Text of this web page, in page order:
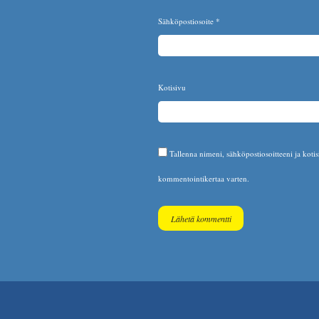
Sähköpostiosoite *
Kotisivu
Tallenna nimeni, sähköpostiosoitteeni ja
kommentointikertaa varten.